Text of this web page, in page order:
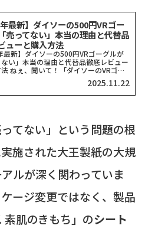
年最新】ダイソーの500円VRゴー
売ってない」本当の理由と代替品
ューと購入方法
最新】ダイソーの500円VRゴーグルが
ない」本当の理由と代替品徹底レビュー
ねぇ、聞いて！「ダイソーのVRゴー
こにも売ってない！」って検索したそこ
、同じ気持ちでここに来てくれましたよ
、...
2025.11.22
ってない」という問題の根
施された大王製紙の大規
ルが深く関わっていま
ージ変更ではなく、製品
肌のきもち」のシート